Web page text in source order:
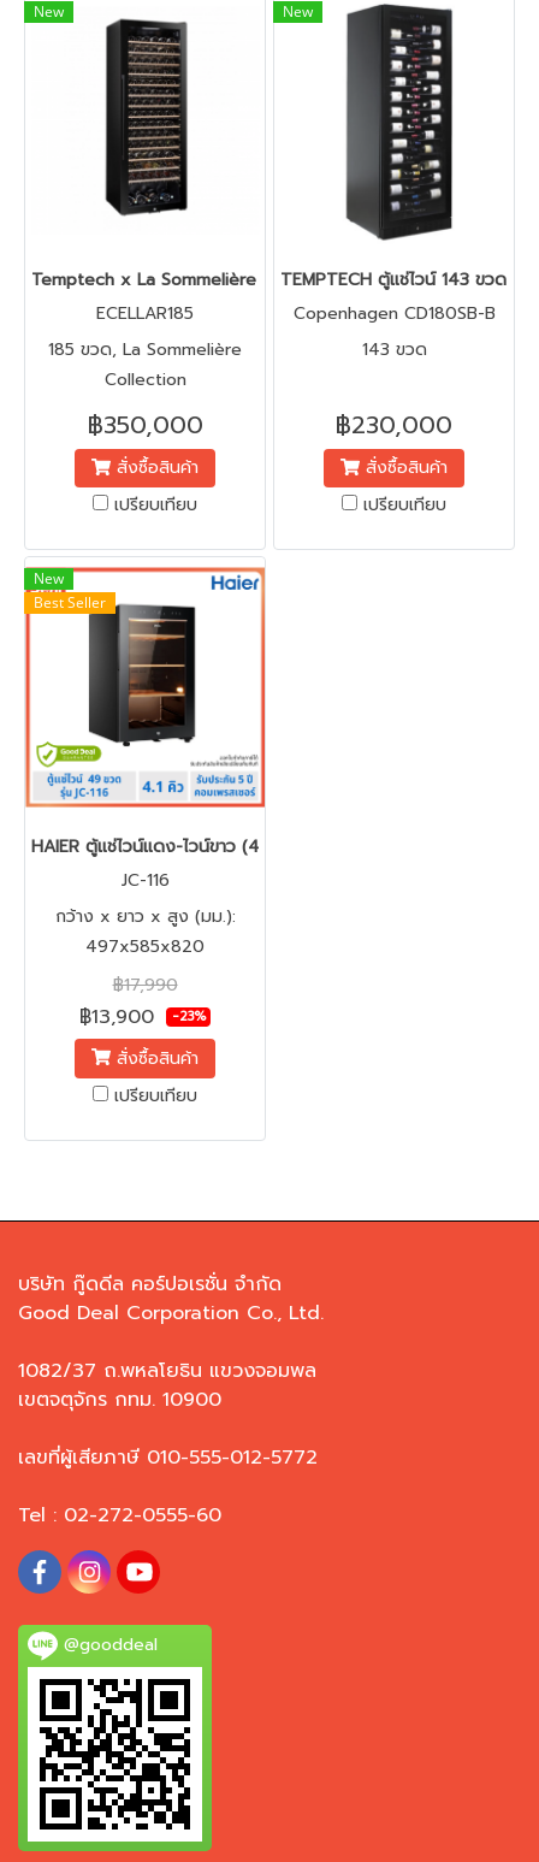
New
Temptech x La Sommelière 185 ขวด (Cellar with smartphone)
ECELLAR185
185 ขวด, La Sommelière
Collection
฿350,000
สั่งซื้อสินค้า
เปรียบเทียบ
New
TEMPTECH ตู้แช่ไวน์ 143 ขวด
Copenhagen CD180SB-B
143 ขวด
฿230,000
สั่งซื้อสินค้า
เปรียบเทียบ
New
Best Seller
HAIER ตู้แช่ไวน์แดง-ไวน์ขาว (49 bottle) รุ่น JC-116
JC-116
กว้าง x ยาว x สูง (มม.):
497x585x820
฿17,990
฿13,900 -23%
สั่งซื้อสินค้า
เปรียบเทียบ
บริษัท กู๊ดดีล คอร์ปอเรชั่น จำกัด
Good Deal Corporation Co., Ltd.
1082/37 ถ.พหลโยธิน แขวงจอมพล
เขตจตุจักร กทม. 10900
เลขที่ผู้เสียภาษี 010-555-012-5772
Tel : 02-272-0555-60
@gooddeal